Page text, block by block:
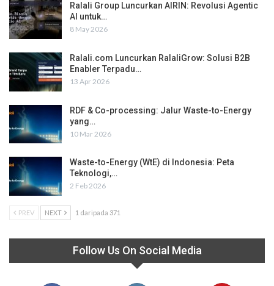
Ralali Group Luncurkan AIRIN: Revolusi Agentic
AI untuk…
8 May 2026
Ralali.com Luncurkan RalaliGrow: Solusi B2B
Enabler Terpadu…
13 Apr 2026
RDF & Co-processing: Jalur Waste-to-Energy
yang…
10 Mar 2026
Waste-to-Energy (WtE) di Indonesia: Peta
Teknologi,…
2 Feb 2026
PREV NEXT 1 daripada 371
Follow Us On Social Media